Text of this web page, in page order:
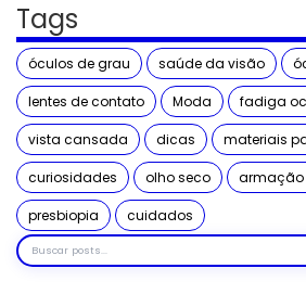
Tags
óculos de grau saúde da visão
lentes de contato Moda fadiga
vista cansada dicas materiais
curiosidades olho seco armação
presbiopia cuidados
Buscar
posts